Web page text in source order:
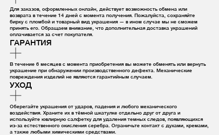
Для заказов, оформленных онлайн, действует возможность обмена или
возврата в течение 14 дней с момента получения. Пожалуйста, сохраняйте
бирку с пломбой и товарный вид украшения — в ином случае мы не сможем
принять его. Обращаем внимание, что дополнительная доставка украшений
оплачивается за счет покупателя.
ГАРАНТИЯ
В течение 6 месяцев с момента приобретения вы можете обменять или вернуть
украшение при обнаружении производственного дефекта. Механические
повреждения изделий не являются гарантийным случаем.
УХОД
Оберегайте украшения от ударов, падения и любого механического
воздействия. Храните их в тёмной шкатулке отдельно друг от друга и
используйте ювлирную салфетку для удаления темных следов, появляющихся
из-за естественного окисления серебра. Ограничьте контакт с духами, кремами,
а также любыми химическими средствами.